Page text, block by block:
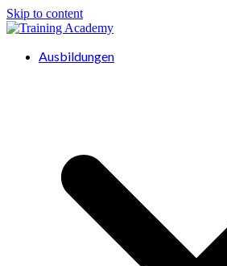
Skip to content
Ausbildungen